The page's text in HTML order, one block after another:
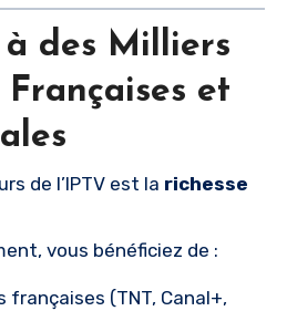
à des Milliers
et
de l’IPTV est la richesse
vous bénéficiez de :
françaises (TNT, Canal+,